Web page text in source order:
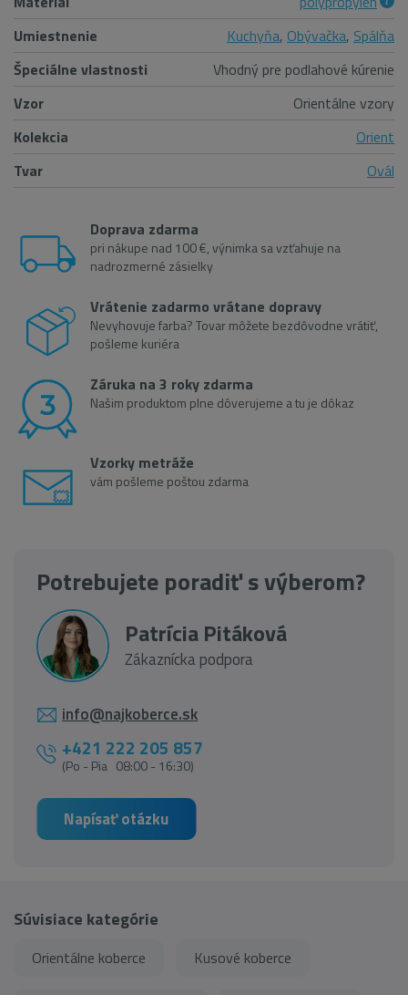
Umiestnenie
Kuchyňa, Obývačka, Spálňa
Špeciálne vlastnosti
Vhodný pre podlahové kúrenie
Vzor
Orientálne vzory
Kolekcia
Orient
Tvar
Ovál
Doprava zdarma
pri nákupe nad 100 €, výnimka sa vzťahuje na
nadrozmerné zásielky
Vrátenie zadarmo vrátane dopravy
Nevyhovuje farba? Tovar môžete bezdôvodne vrátiť,
pošleme kuriéra
Záruka na 3 roky zdarma
Našim produktom plne dôverujeme a tu je dôkaz
Vzorky metráže
vám pošleme poštou zdarma
Potrebujete poradiť s výberom?
Patrícia Pitáková
Zákaznícka podpora
info@najkoberce.sk
+421 222 205 857
(Po - Pia 08:00 - 16:30)
Napísať otázku
Súvisiace kategórie
Orientálne koberce Kusové koberce